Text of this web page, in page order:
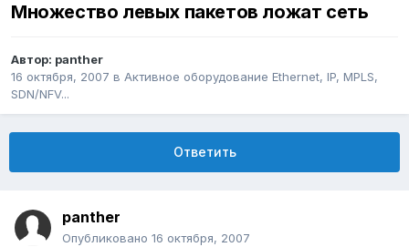
Множество левых пакетов ложат сеть
Автор: panther
16 октября, 2007 в Активное оборудование Ethernet, IP, MPLS,
SDN/NFV...
Ответить
panther
Опубликовано 16 октября, 2007